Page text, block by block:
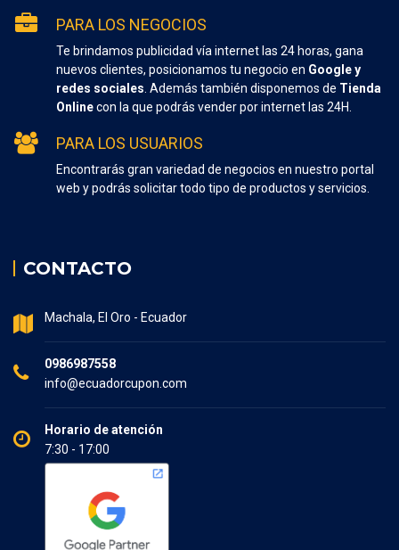
PARA LOS NEGOCIOS
Te brindamos publicidad vía internet las 24 horas, gana
nuevos clientes, posicionamos tu negocio en Google y
redes sociales . Además también disponemos de Tienda
Onlinecon la que podrás vender por internet las 24H.
PARA LOS USUARIOS
Encontrarás gran variedad de negocios en nuestro portal
web y podrás solicitar todo tipo de productos y servicios.
CONTACTO
Machala, El Oro - Ecuador
0986987558
info@ecuadorcupon.com
Horario de atención
7:30 - 17:00